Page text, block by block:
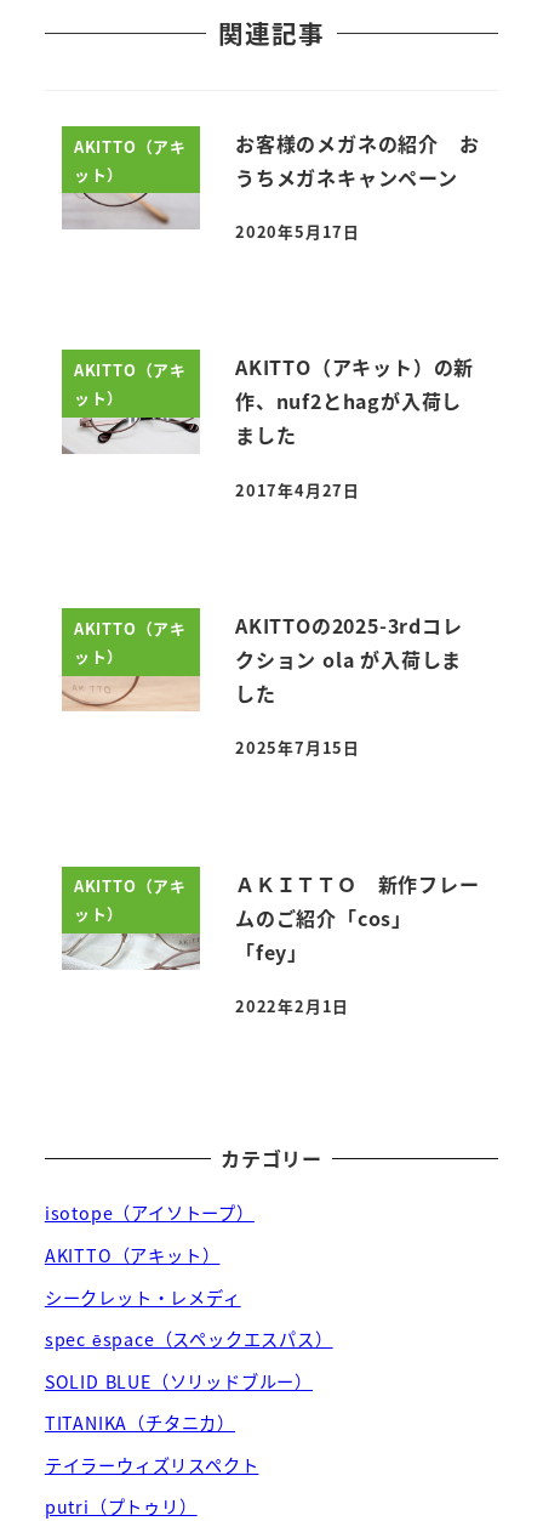
関連記事
AKITTO（アキ
ット）
お客様のメガネの紹介 お
うちメガネキャンペーン
投稿日
2020年5月17日
AKITTO（アキ
ット）
AKITTO（アキット）の新
作、nuf2とhagが入荷し
ました
投稿日
2017年4月27日
AKITTO（アキ
ット）
AKITTOの2025-3rdコレ
クション ola が入荷しま
した
投稿日
2025年7月15日
AKITTO（アキ
ット）
ＡＫＩＴＴＯ 新作フレー
ムのご紹介「cos」
「fey」
投稿日
2022年2月1日
カテゴリー
isotope（アイソトープ）
AKITTO（アキット）
シークレット・レメディ
spec ēspace（スペックエスパス）
SOLID BLUE（ソリッドブルー）
TITANIKA（チタニカ）
テイラーウィズリスペクト
putri（プトゥリ）